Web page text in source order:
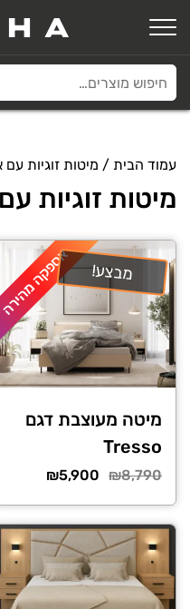
עמוד הבית / מיטות זוגיות עם
מיטות זוגיות
אספקה מבצע!
מיטה מעוצבת דגם
Tresso
₪8,790
המחיר
₪8,790.
₪5,900
המחיר
₪5,900.